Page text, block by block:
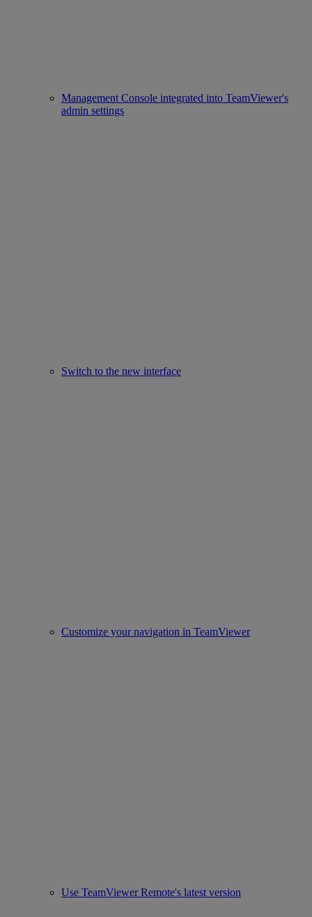
Management Console integrated into TeamViewer's
admin settings
Switch to the new interface
Customize your navigation in TeamViewer
Use TeamViewer Remote's latest version